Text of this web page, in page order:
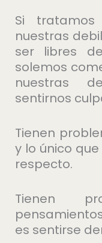
Si
nuestras
ser libres
solemos
nuestras
sentirnos
Tienen
y lo único
respecto.
Tienen
es sentirse